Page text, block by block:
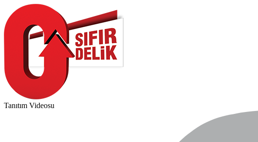
Tanıtım Videosu